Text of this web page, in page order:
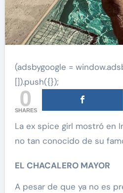
(adsbygoogle =
[]).push({});
0
SHARES
La ex spice girl mostró en Instagram un ángulo
no tan conocido de su
EL CHACALERO MAYOR
A pesar de que ya no es